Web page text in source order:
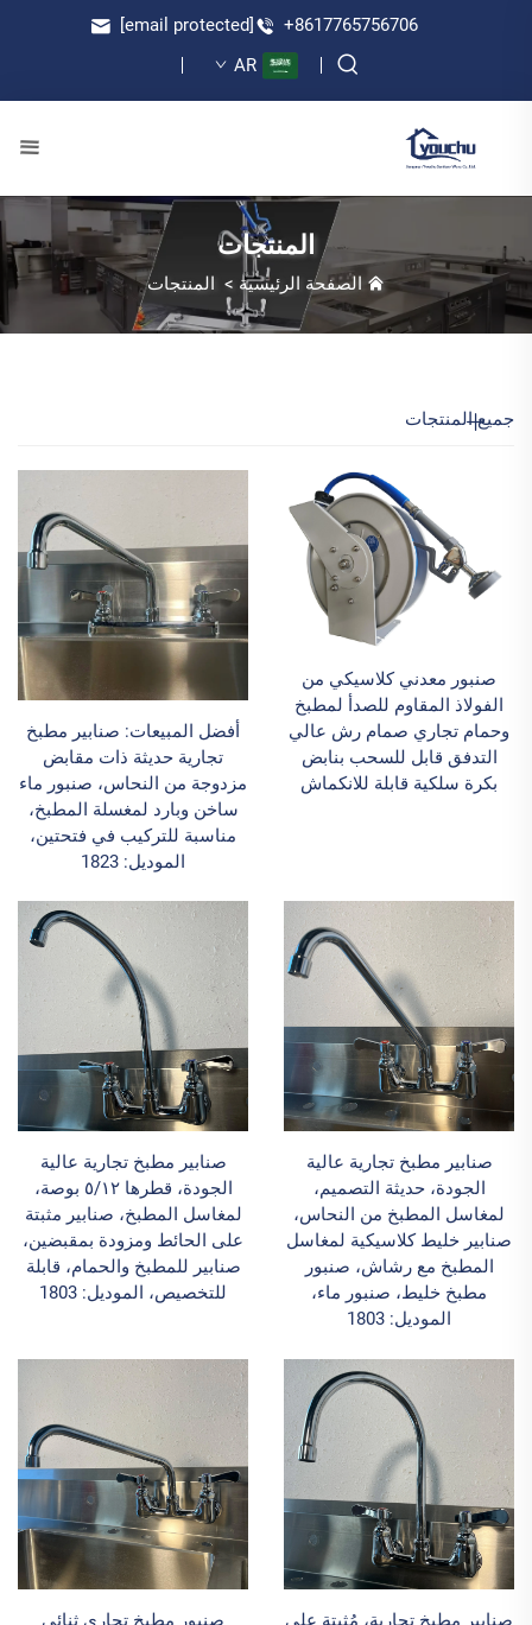
+8617765756706
[email protected]
AR
المنتجات
الصفحة الرئيسية > المنتجات
جميع المنتجات
صنبور معدني كلاسيكي من
الفولاذ المقاوم للصدأ لمطبخ
وحمام تجاري صمام رش عالي
التدفق قابل للسحب بنابض
بكرة سلكية قابلة للانكماش
أفضل المبيعات: صنابير مطبخ
تجارية حديثة ذات مقابض
مزدوجة من النحاس، صنبور ماء
ساخن وبارد لمغسلة المطبخ،
مناسبة للتركيب في فتحتين،
الموديل: 1823
صنابير مطبخ تجارية عالية
الجودة، حديثة التصميم،
لمغاسل المطبخ من النحاس،
صنابير خليط كلاسيكية لمغاسل
المطبخ مع رشاش، صنبور
مطبخ خليط، صنبور ماء،
الموديل: 1803
صنابير مطبخ تجارية عالية
الجودة، قطرها ٥/١٢ بوصة،
لمغاسل المطبخ، صنابير مثبتة
على الحائط ومزودة بمقبضين،
صنابير للمطبخ والحمام، قابلة
للتخصيص، الموديل: 1803
صنابير مطبخ تجارية، مُثبتة على
صنبور مطبخ تجاري ثنائي